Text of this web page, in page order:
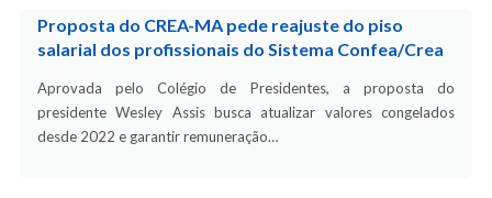
Proposta do CREA-MA pede reajuste do piso
salarial dos profissionais do Sistema Confea/Crea
Aprovada pelo Colégio de Presidentes, a proposta do
presidente Wesley Assis busca atualizar valores congelados
desde 2022 e garantir remuneração…